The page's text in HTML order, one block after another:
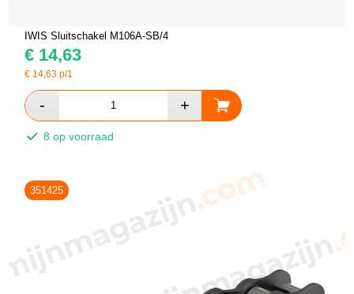
IWIS Sluitschakel M106A-SB/4
€ 14,63
€ 14,63 p/1
8 op voorraad
351425